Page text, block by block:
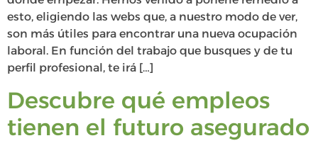
esto, eligiendo las webs que, a nuestro modo de ver,
son más útiles para encontrar una nueva ocupación
laboral. En función del trabajo que busques y de tu
perfil profesional, te irá […]
Descubre qué empleos
tienen el futuro asegurado